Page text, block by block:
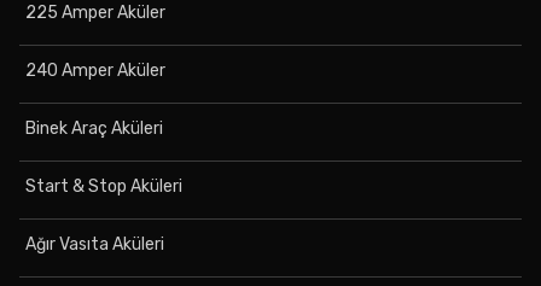
225 Amper Aküler
240 Amper Aküler
Binek Araç Aküleri
Start & Stop Aküleri
Ağır Vasıta Aküleri